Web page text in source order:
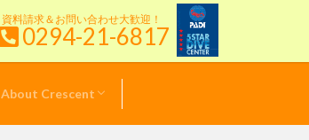
資料請求＆お問い合わせ大歓迎！
0294-21-6817
About Crescent